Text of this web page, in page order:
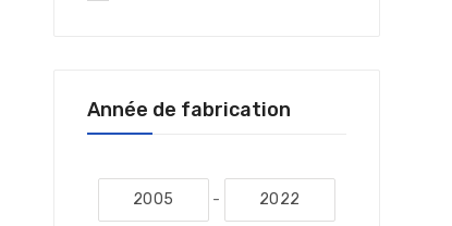
Année de fabrication
-